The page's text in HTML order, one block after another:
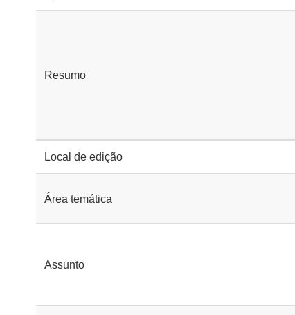
Resumo
Local de edição
Área temática
Assunto